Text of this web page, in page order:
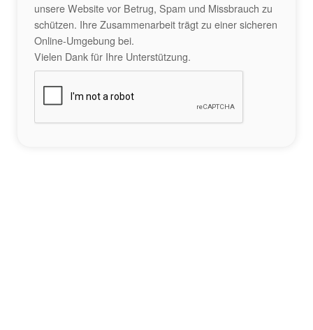
unsere Website vor Betrug, Spam und Missbrauch zu
schützen. Ihre Zusammenarbeit trägt zu einer sicheren
Online-Umgebung bei.
Vielen Dank für Ihre Unterstützung.